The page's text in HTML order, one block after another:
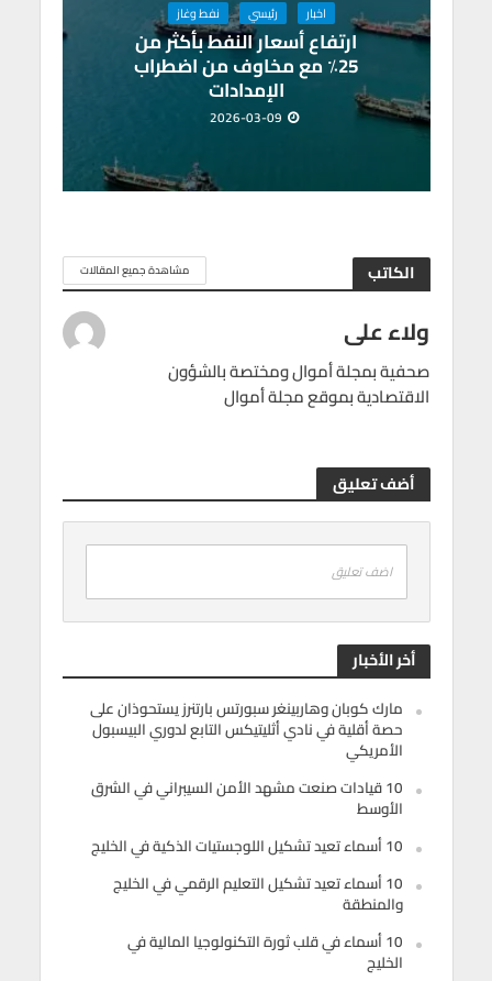
اخبار رئيسي نفط وغاز
ارتفاع أسعار النفط بأكثر من
25٪ مع مخاوف من اضطراب
الإمدادات
2026-03-09
الكاتب مشاهدة جميع المقالات
ولاء على
صحفية بمجلة أموال ومختصة بالشؤون
الاقتصادية بموقع مجلة أموال
أضف تعليق
اضف تعليق
أخر الأخبار
مارك كوبان وهاربينغر سبورتس بارتنرز يستحوذان على
حصة أقلية في نادي أثليتيكس التابع لدوري البيسبول
الأمريكي
10 قيادات صنعت مشهد الأمن السيبراني في الشرق
الأوسط
10 أسماء تعيد تشكيل اللوجستيات الذكية في الخليج
10 أسماء تعيد تشكيل التعليم الرقمي في الخليج
والمنطقة
10 أسماء في قلب ثورة التكنولوجيا المالية في
الخليج